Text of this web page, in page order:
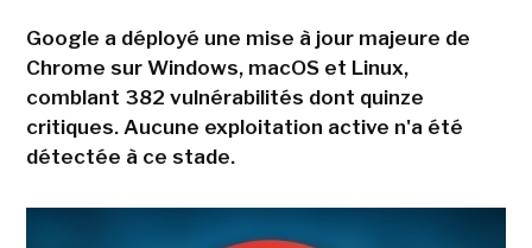
Google a déployé une mise à jour majeure de
Chrome sur Windows, macOS et Linux,
comblant 382 vulnérabilités dont quinze
critiques. Aucune exploitation active n'a été
détectée à ce stade.